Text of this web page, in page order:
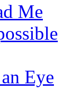
Me
Eye